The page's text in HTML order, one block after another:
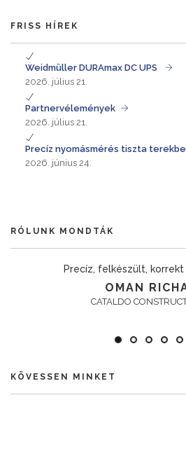
FRISS HÍREK
Weidmüller DURAmax DC UPS
2026. július 21.
Partnervélemények
2026. július 21.
Precíz nyomásmérés tiszta
2026. június 24.
RÓLUNK MONDTÁK
Precíz, felkészült,
OMAN
CATALDO
KÖVESSEN MINKET